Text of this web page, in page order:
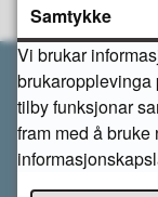
Samtykke
Vi brukar
brukaropplevinga
tilby funksjonar
fram med å